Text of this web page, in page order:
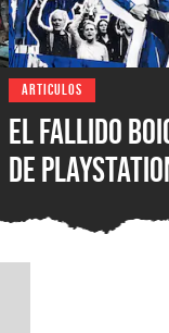
ARTICULOS
El fallido
de
quién
formato